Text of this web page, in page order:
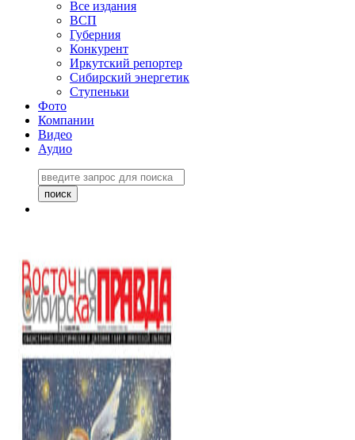
Все издания
ВСП
Губерния
Конкурент
Иркутский репортер
Сибирский энергетик
Ступеньки
Фото
Компании
Видео
Аудио